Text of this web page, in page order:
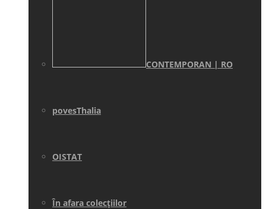
CONTEMPORAN | RO
povesThalia
OISTAT
În afara colecţiilor